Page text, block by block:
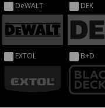
DeWALT DEK
EXTOL B+D